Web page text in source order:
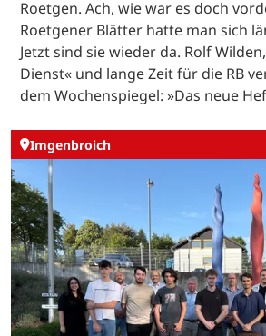
Roetgen. Ach, wie war es doch
Roetgener Blätter hatte man sich
Jetzt sind sie wieder da. Rolf
Dienst« und lange Zeit für die RB
dem Wochenspiegel: »Das neue
Imgenbroich